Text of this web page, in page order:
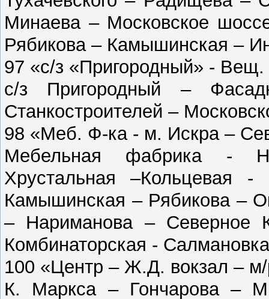
Минаева – Московское
Рябикова – Камышинская –
97 «с/з «Пригородный» -
с/з Пригородный –
Станкостроителей –
98 «Меб. Ф-ка - м. Искра –
Мебельная фабрика -
Хрустальная –Кольцевая
Камышинская – Рябикова –
– Нариманова – Северное
Комбинаторская - Салмановка
100 «Центр – Ж.Д. вокзал –
К. Маркса – Гончарова –